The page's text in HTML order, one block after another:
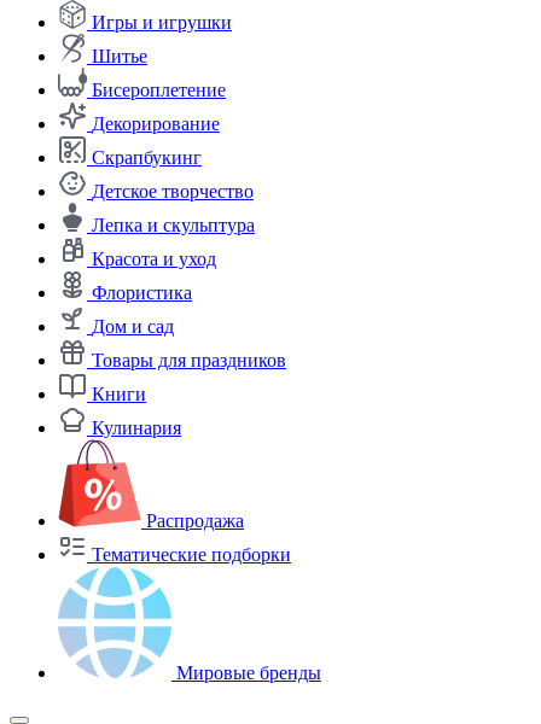
Игры и игрушки
Шитье
Бисероплетение
Декорирование
Скрапбукинг
Детское творчество
Лепка и скульптура
Красота и уход
Флористика
Дом и сад
Товары для праздников
Книги
Кулинария
Распродажа
Тематические подборки
Мировые бренды